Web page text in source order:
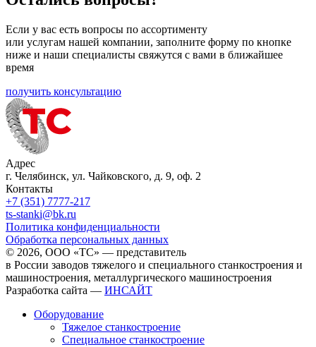
Если у вас есть вопросы по ассортименту
или услугам нашей компании, заполните форму по кнопке
ниже и наши специалисты свяжутся с вами в ближайшее
время
получить консультацию
Адрес
г. Челябинск, ул. Чайковского, д. 9, оф. 2
Контакты
+7 (351) 7777-217
ts-stanki@bk.ru
Политика конфиденциальности
Обработка персональных данных
© 2026, ООО «ТС» — представитель
в России заводов тяжелого и специального станкостроения и
машиностроения, металлургического машиностроения
Разработка сайта — ИНСАЙТ
Оборудование
Тяжелое станкостроение
Специальное станкостроение